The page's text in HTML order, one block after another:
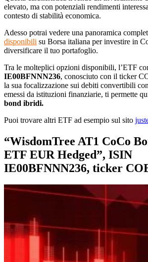
elevato, ma con potenziali rendimenti
contesto di stabilità economica.
Adesso potrai vedere una panoramica
disponibili su Borsa italiana per investire in
diversificare il tuo portafoglio.
Tra le molteplici opzioni disponibili, l’ETF
IE00BFNNN236, conosciuto con il ticker
la sua focalizzazione sui debiti convertibili
emessi da istituzioni finanziarie, ti permette
bond ibridi.
Puoi trovare altri ETF ad esempio sul sito
“WisdomTree AT1 CoCo
ETF EUR Hedged”, ISIN
IE00BFNNN236, ticker